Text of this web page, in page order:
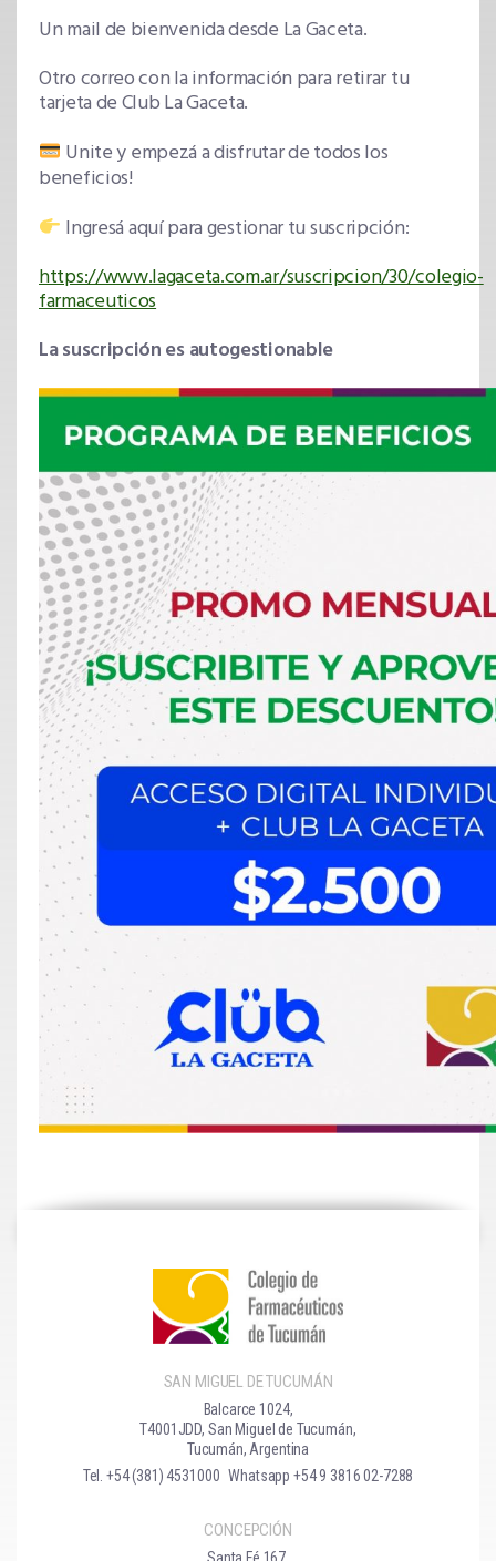
Un mail de bienvenida desde La Gaceta.
Otro correo con la información para retirar tu
tarjeta de Club La Gaceta.
Unite y empezá a disfrutar de todos los
beneficios!
Ingresá aquí para gestionar tu suscripción:
https://www.lagaceta.com.ar/suscripcion/30/colegio-
farmaceuticos
La suscripción es autogestionable
SAN MIGUEL DE TUCUMÁN
Balcarce 1024,
T4001JDD, San Miguel de Tucumán,
Tucumán, Argentina
Tel. +54 (381) 4531000 Whatsapp +54 9 3816 02-7288
CONCEPCIÓN